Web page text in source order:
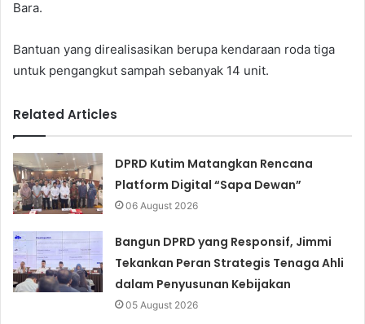
Bara.
Bantuan yang direalisasikan berupa kendaraan roda tiga
untuk pengangkut sampah sebanyak 14 unit.
Related Articles
DPRD Kutim Matangkan Rencana
Platform Digital “Sapa Dewan”
06 August 2026
Bangun DPRD yang Responsif, Jimmi
Tekankan Peran Strategis Tenaga Ahli
dalam Penyusunan Kebijakan
05 August 2026